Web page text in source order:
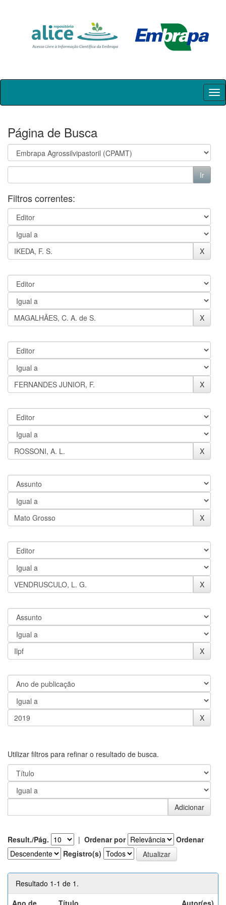
Skip
Página de Busca
Filtros correntes:
Utilizar filtros para refinar o resultado de busca.
Result./Pág. | Ordenar por
Ordenar
Registro(s)
Resultado 1-1 de 1.
Ano de
Título Autor(es)